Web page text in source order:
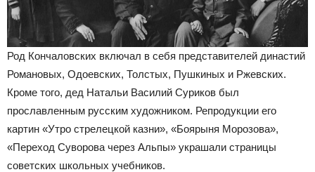
Род Кончаловских включал в себя представителей династий
Романовых, Одоевских, Толстых, Пушкиных и Ржевских.
Кроме того, дед Натальи Василий Суриков был
прославленным русским художником. Репродукции его
картин «Утро стрелецкой казни», «Боярыня Морозова»,
«Переход Суворова через Альпы» украшали страницы
советских школьных учебников.